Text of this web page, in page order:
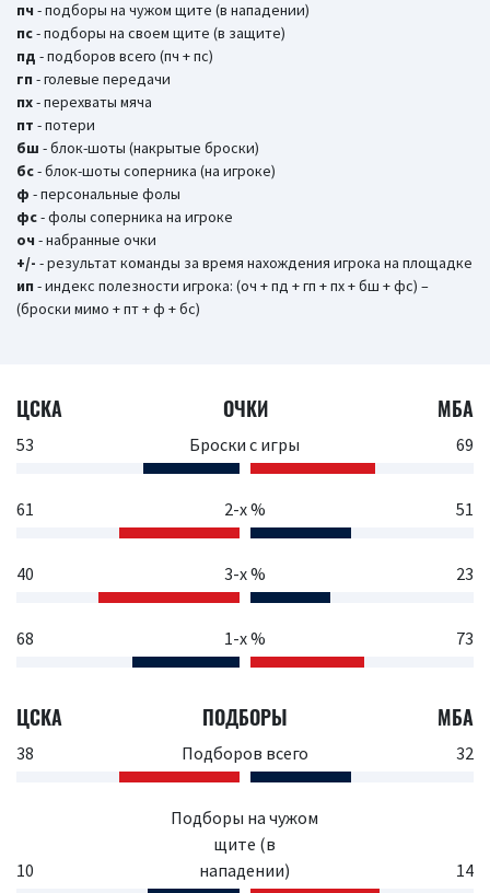
пч - подборы на чужом щите (в нападении)
пс- подборы на своем щите (в защите)
пд - подборов всего (пч + пс)
гп - голевые передачи
пх- перехваты мяча
пт - потери
бш - блок-шоты (накрытые броски)
бc- блок-шоты соперника (на игроке)
ф - персональные фолы
фс- фолы соперника на игроке
оч - набранные очки
+/- - результат команды за время нахождения игрока на площадке
ип - индекс полезности игрока: (оч + пд + гп + пх + бш + фс) –
(броски мимо + пт + ф + бс)
ЦСКА ОЧКИ МБА
53 Броски с игры 69
61 2-х % 51
40 3-х % 23
68 1-х % 73
ЦСКА ПОДБОРЫ МБА
38 Подборов всего 32
10
Подборы на чужом
щите (в
нападении)
14